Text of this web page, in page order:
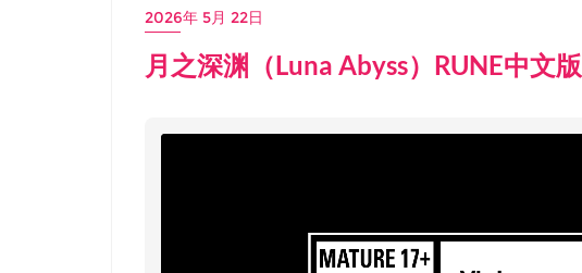
2026年 5月 22日
月之深渊（Luna Abyss）RUNE中文版